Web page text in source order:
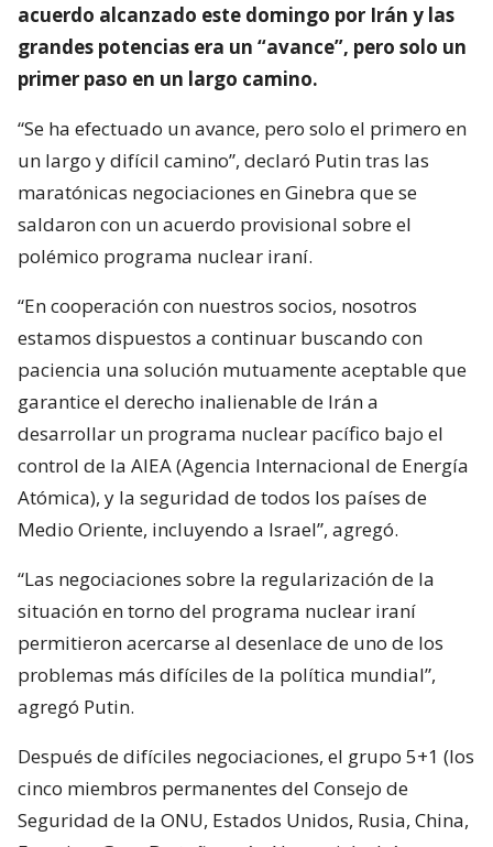
acuerdo alcanzado este domingo por Irán y las
grandes potencias era un “avance”, pero solo un
primer paso en un largo camino.
“Se ha efectuado un avance, pero solo el primero en
un largo y difícil camino”, declaró Putin tras las
maratónicas negociaciones en Ginebra que se
saldaron con un acuerdo provisional sobre el
polémico programa nuclear iraní.
“En cooperación con nuestros socios, nosotros
estamos dispuestos a continuar buscando con
paciencia una solución mutuamente aceptable que
garantice el derecho inalienable de Irán a
desarrollar un programa nuclear pacífico bajo el
control de la AIEA (Agencia Internacional de Energía
Atómica), y la seguridad de todos los países de
Medio Oriente, incluyendo a Israel”, agregó.
“Las negociaciones sobre la regularización de la
situación en torno del programa nuclear iraní
permitieron acercarse al desenlace de uno de los
problemas más difíciles de la política mundial”,
agregó Putin.
Después de difíciles negociaciones, el grupo 5+1 (los
cinco miembros permanentes del Consejo de
Seguridad de la ONU, Estados Unidos, Rusia, China,